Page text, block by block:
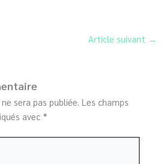
Article suivant →
sera pas publiée. Les champs
avec *